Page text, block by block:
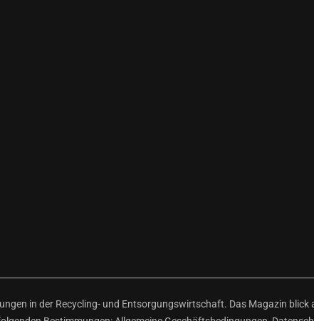
in der Recycling- und Entsorgungswirtschaft. Das Magazin blick